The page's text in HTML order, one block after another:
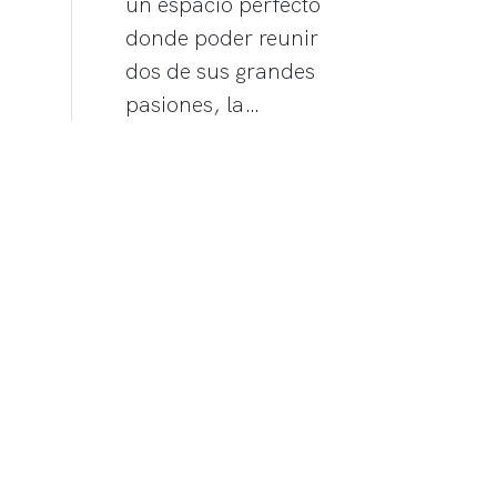
donde poder reunir
dos de sus grandes
pasiones, la…